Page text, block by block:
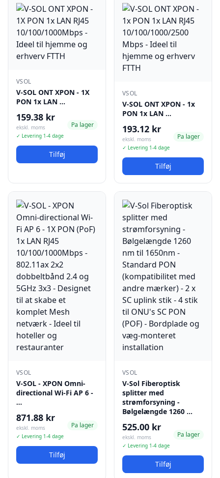
VSOL
V-SOL ONT XPON - 1X
PON 1x LAN …
159.38 kr
ekskl. moms
✓ Levering 1-4 dage
Pa lager
Tilføj
VSOL
V-SOL ONT XPON - 1x
PON 1x LAN …
193.12 kr
ekskl. moms
✓ Levering 1-4 dage
Pa lager
Tilføj
VSOL
V-SOL - XPON Omni-
directional Wi-Fi AP 6 -
…
871.88 kr
ekskl. moms
✓ Levering 1-4 dage
Pa lager
Tilføj
VSOL
V-Sol Fiberoptisk
splitter med
strømforsyning -
Bølgelængde 1260 …
525.00 kr
ekskl. moms
✓ Levering 1-4 dage
Pa lager
Tilføj